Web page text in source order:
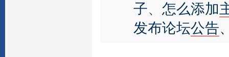
子、 怎么添加
发布论坛公告